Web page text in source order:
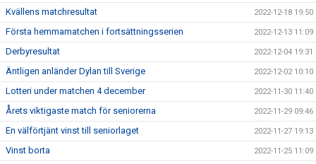
Kvällens matchresultat 2022-12-18 19:50
Första hemmamatchen i fortsättningsserien 2022-12-13 11:09
Derbyresultat 2022-12-04 19:31
Äntligen anländer Dylan till Sverige 2022-12-02 10:10
Lotteri under matchen 4 december 2022-11-30 11:40
Årets viktigaste match för seniorerna 2022-11-29 09:46
En välförtjänt vinst till seniorlaget 2022-11-27 19:13
Vinst borta 2022-11-25 11:09